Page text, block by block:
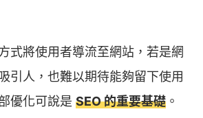
式將使用者導流至網站，若是網
引人，也難以期待能夠留下使用
優化可說是 SEO 的重要基礎 。